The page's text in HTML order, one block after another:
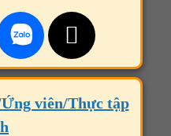
viên/Thực tập